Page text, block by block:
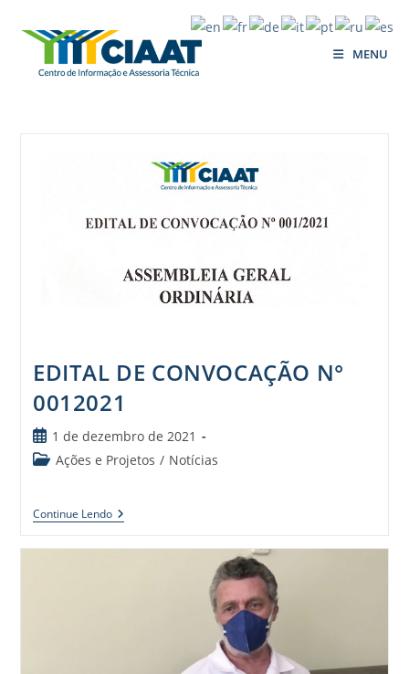
MENU
EDITAL DE CONVOCAÇÃO N°
0012021
1 de dezembro de 2021
Ações e Projetos / Notícias
Continue Lendo